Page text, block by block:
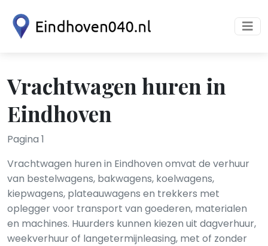
Vrachtwagen huren in
Eindhoven
Pagina 1
Vrachtwagen huren in Eindhoven omvat de verhuur
van bestelwagens, bakwagens, koelwagens,
kiepwagens, plateauwagens en trekkers met
oplegger voor transport van goederen, materialen
en machines. Huurders kunnen kiezen uit dagverhuur,
weekverhuur of langetermijnleasing, met of zonder